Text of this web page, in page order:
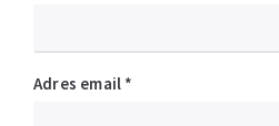
Adres email *